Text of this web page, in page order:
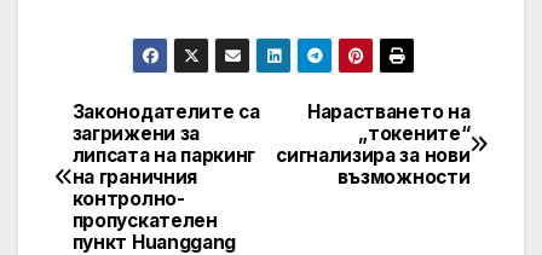
Post
navigation
Нарастването на
„токените“
сигнализира за нови
възможности
Законодателите са
загрижени за
липсата на паркинг
на граничния
контролно-
пропускателен
пункт Huanggang